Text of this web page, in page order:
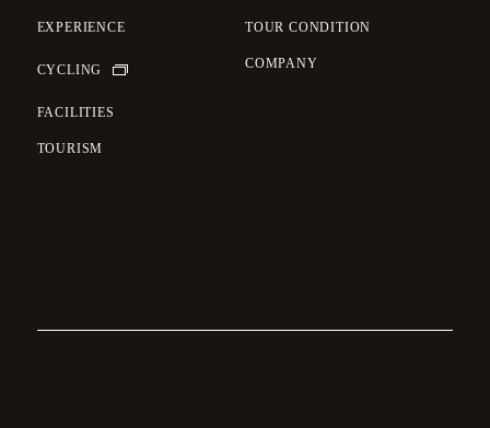
EXPERIENCE
CYCLING
FACILITIES
TOURISM
TOUR CONDITION
COMPANY